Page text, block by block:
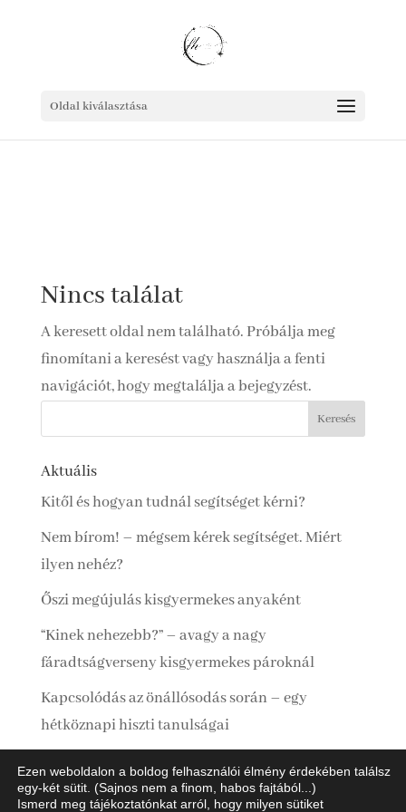
Oldal kiválasztása
Nincs találat
A keresett oldal nem található. Próbálja meg
finomítani a keresést vagy használja a fenti
navigációt, hogy megtalálja a bejegyzést.
Aktuális
Kitől és hogyan tudnál segítséget kérni?
Nem bírom! – mégsem kérek segítséget. Miért
ilyen nehéz?
Őszi megújulás kisgyermekes anyaként
“Kinek nehezebb?” – avagy a nagy
fáradtságverseny kisgyermekes pároknál
Kapcsolódás az önállósodás során – egy
hétköznapi hiszti tanulságai
Ezen weboldalon a boldog felhasználói élmény érdekében találsz
egy-két sütit. (Sajnos nem a finom, habos fajtából...)
Ismerd meg tájékoztatónkat arról, hogy milyen sütiket